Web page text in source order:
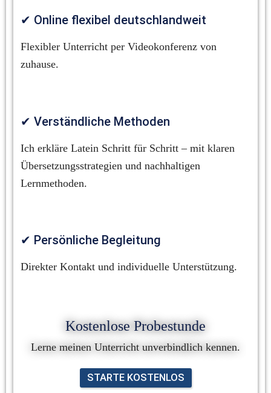
✔ Online flexibel deutschlandweit
Flexibler Unterricht per Videokonferenz von
zuhause.
✔ Verständliche Methoden
Ich erkläre Latein Schritt für Schritt – mit klaren
Übersetzungsstrategien und nachhaltigen
Lernmethoden.
✔ Persönliche Begleitung
Direkter Kontakt und individuelle Unterstützung.
Kostenlose Probestunde
Lerne meinen Unterricht unverbindlich kennen.
STARTE KOSTENLOS